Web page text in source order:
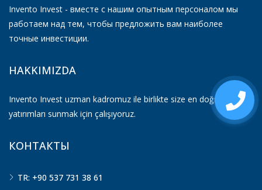
Invento Invest - вместе с нашим опытным персоналом мы
работаем над тем, чтобы предложить вам наиболее
точные инвестиции.
HAKKIMIZDA
Invento Invest uzman kadromuz ile birlikte size en doğru
yatırımları sunmak için çalışıyoruz.
КОНТАКТЫ
TR: +90 537 731 38 61